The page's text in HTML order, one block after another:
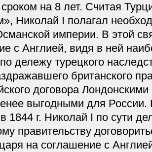
на 8 лет. Считая
Николай I полагал
империи. В этой
с Англией, видя в ней
дележу турецкого
британского
договора
выгодными для России.
1844 г. Николай I по сути
правительству
на соглашение с